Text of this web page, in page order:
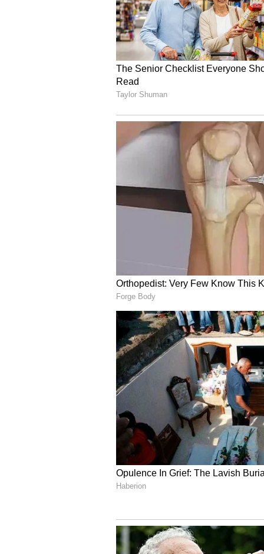
దీనిపై పీపుల్స్ ఫర్ యానిమల్స్ (పీఎంఏ) అనే
‘పీటీఐ’తో మాట్లాడారు. విద్యార్థినుల ఈ
ఉన్న శునకాన్ని కొట్టి నవ్వుతున్నారని
ప్రవర్తించే వారు మహిళలు, పిల్లలపై
అన్నారు. జంతువులపై హింసకు
న్యాయ శాఖ మంత్రి సమక్షంలో
భయపడుతున్నారు’
ఇదిలా ఉండగా.. కొద్ది రోజుల క్రితం
జిల్లాలో ముగ్గురు వ్యక్తులు ఓ
పోలీసులు కేసు నమోదు చేశారు. కాగా..
ఆరోపణలపై ఓ వ్యక్తిని అరెస్టు